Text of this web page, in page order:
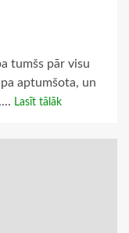
tumšs pār visu
aptumšota, un
Lasīt tālāk